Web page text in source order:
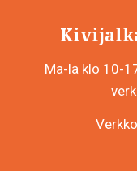
Ma-la klo 10-